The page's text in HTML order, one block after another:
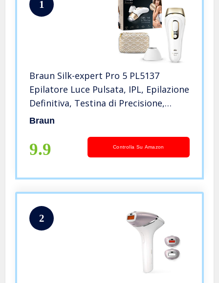
1
Braun Silk-expert Pro 5 PL5137
Epilatore Luce Pulsata, IPL, Epilazione
Definitiva, Testina di Precisione,
Meno di 5 Min. per le Gambe,
Venus Swirl, Borsa Esclusiva
Braun
9.9 Controlla Su Amazon
2